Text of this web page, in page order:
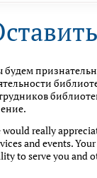
would really
and events.
to serve you and